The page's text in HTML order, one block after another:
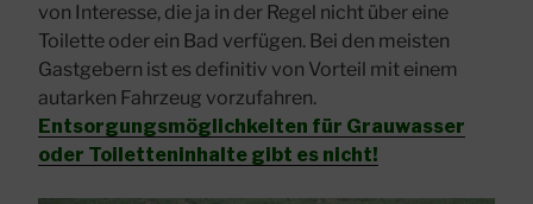
von Interesse, die ja in der Regel nicht über eine
Toilette oder ein Bad verfügen. Bei den meisten
Gastgebern ist es definitiv von Vorteil mit einem
autarken Fahrzeug vorzufahren.
Entsorgungsmöglichkeiten für Grauwasser
oder Toiletteninhalte gibt es nicht!